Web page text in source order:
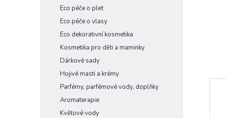
Eco péče o pleť
Eco péče o vlasy
Eco dekorativní kosmetika
Kosmetika pro děti a maminky
Dárkové sady
Hojivé masti a krémy
Parfémy, parfémové vody, doplňky
Aromaterapie
Květové vody